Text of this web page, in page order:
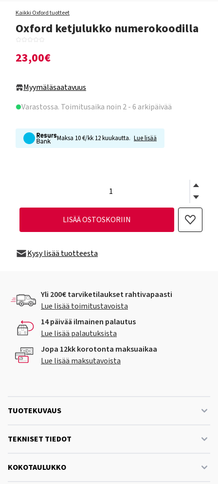
Kaikki Oxford tuotteet
Oxford ketjulukko numerokoodilla
23,00€
Myymäläsaatavuus
Varastossa. Toimitusaika noin 2 - 6 arkipäivää
Maksa 10 €/kk 12 kuukautta. Lue lisää
LISÄÄ OSTOSKORIIN
Kysy lisää tuotteesta
Yli 200€ tarviketilaukset rahtivapaasti
Lue lisää toimitustavoista
14 päivää ilmainen palautus
Lue lisää palautuksista
Jopa 12kk korotonta maksuaikaa
Lue lisää maksutavoista
TUOTEKUVAUS
TEKNISET TIEDOT
KOKOTAULUKKO